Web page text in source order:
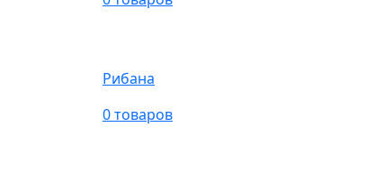
Рибана
0 товаров